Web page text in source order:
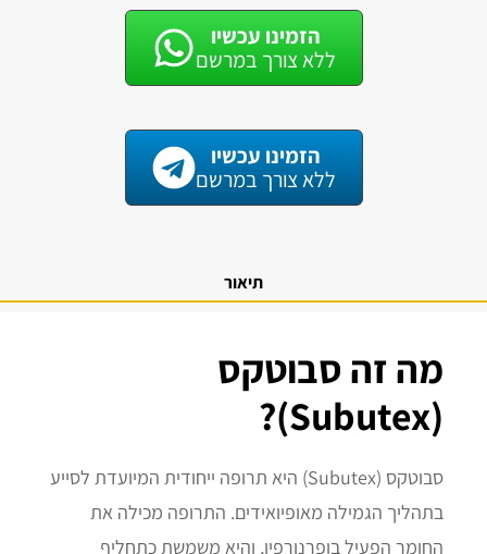
הזמינו עכשיו
ללא צורך במרשם
הזמינו עכשיו
ללא צורך במרשם
תיאור
מה זה סבוטקס
סבוטקס (Subutex) היא תרופה ייחודית המיועדת לסייע
בתהליך הגמילה מאופיואידים. התרופה מכילה את
החומר הפעיל בופרנורפין, והיא משמשת כתחליף